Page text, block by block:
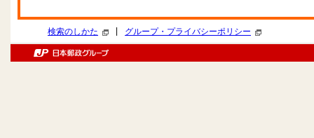
検索のしかた グループ・プライバシーポリシー